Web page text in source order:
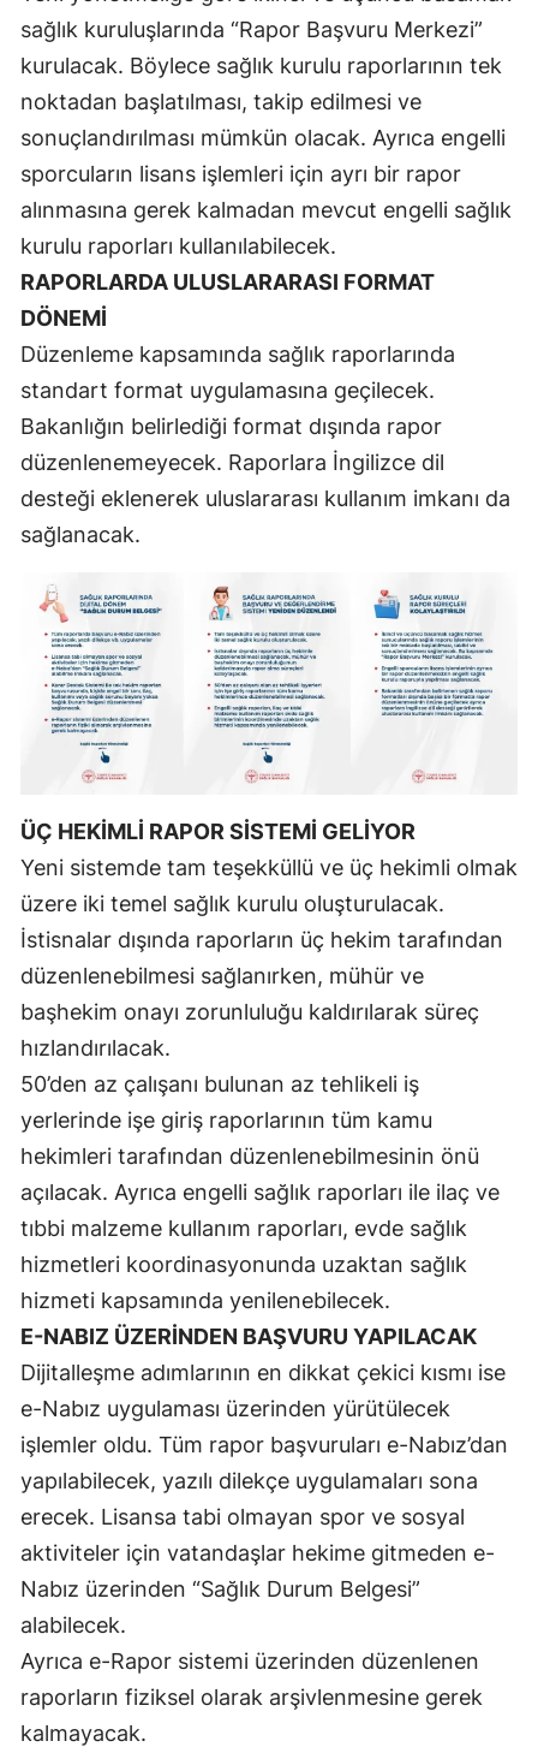
Malatya
Manisa
Kahramanmaraş
Mardin
Muş
Niğde
Ordu
Rize
Siirt
Sinop
Tekirdağ
Tokat
Trabzon
Şanlıurfa
Uşak
Van
Yozgat
Zonguldak
Aksaray
Bayburt
Kırıkkale
Batman
Bartın
Ardahan
Yalova
Karabük
sağlık kuruluşlarında “Rapor Başvuru Merkezi”
kurulacak. Böylece sağlık kurulu raporlarının tek
noktadan başlatılması, takip edilmesi ve
sonuçlandırılması mümkün olacak. Ayrıca engelli
sporcuların lisans işlemleri için ayrı bir rapor
alınmasına gerek kalmadan mevcut engelli sağlık
kurulu raporları kullanılabilecek.
RAPORLARDA ULUSLARARASI FORMAT
DÖNEMİ
Düzenleme kapsamında sağlık raporlarında
standart format uygulamasına geçilecek.
Bakanlığın belirlediği format dışında rapor
düzenlenemeyecek. Raporlara İngilizce dil
desteği eklenerek uluslararası kullanım imkanı da
sağlanacak.
ÜÇ HEKİMLİ RAPOR SİSTEMİ GELİYOR
Yeni sistemde tam teşekküllü ve üç hekimli olmak
üzere iki temel sağlık kurulu oluşturulacak.
İstisnalar dışında raporların üç hekim tarafından
düzenlenebilmesi sağlanırken, mühür ve
başhekim onayı zorunluluğu kaldırılarak süreç
hızlandırılacak.
50’den az çalışanı bulunan az tehlikeli iş
yerlerinde işe giriş raporlarının tüm kamu
hekimleri tarafından düzenlenebilmesinin önü
açılacak. Ayrıca engelli sağlık raporları ile ilaç ve
tıbbi malzeme kullanım raporları, evde sağlık
hizmetleri koordinasyonunda uzaktan sağlık
hizmeti kapsamında yenilenebilecek.
E-NABIZ ÜZERİNDEN BAŞVURU YAPILACAK
Dijitalleşme adımlarının en dikkat çekici kısmı ise
e-Nabız uygulaması üzerinden yürütülecek
işlemler oldu. Tüm rapor başvuruları e-Nabız’dan
yapılabilecek, yazılı dilekçe uygulamaları sona
erecek. Lisansa tabi olmayan spor ve sosyal
aktiviteler için vatandaşlar hekime gitmeden e-
Nabız üzerinden “Sağlık Durum Belgesi”
alabilecek.
Ayrıca e-Rapor sistemi üzerinden düzenlenen
raporların fiziksel olarak arşivlenmesine gerek
kalmayacak.